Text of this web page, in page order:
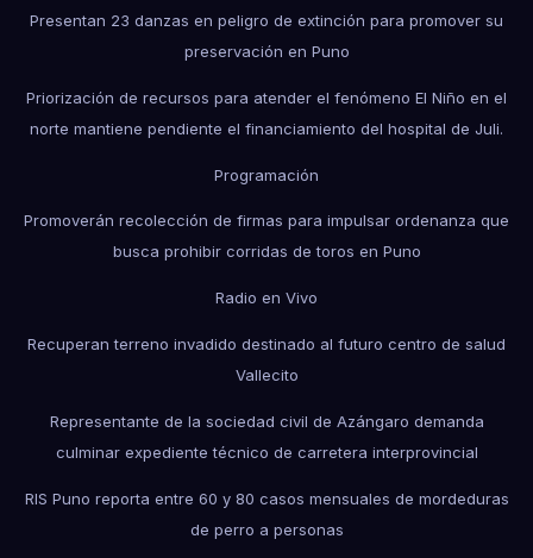
Presentan 23 danzas en peligro de extinción para promover su
preservación en Puno
Priorización de recursos para atender el fenómeno El Niño en el
norte mantiene pendiente el financiamiento del hospital de Juli.
Programación
Promoverán recolección de firmas para impulsar ordenanza que
busca prohibir corridas de toros en Puno
Radio en Vivo
Recuperan terreno invadido destinado al futuro centro de salud
Vallecito
Representante de la sociedad civil de Azángaro demanda
culminar expediente técnico de carretera interprovincial
RIS Puno reporta entre 60 y 80 casos mensuales de mordeduras
de perro a personas